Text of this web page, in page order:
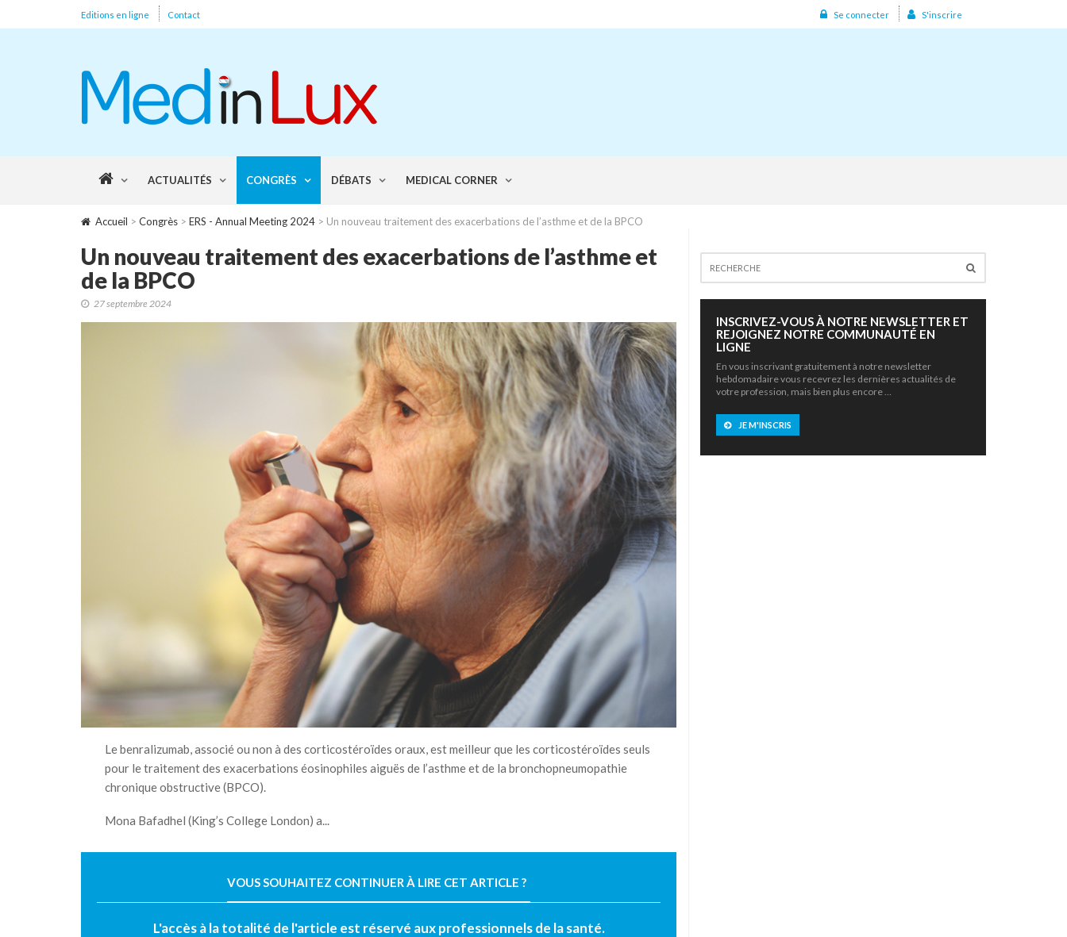
Editions en ligne Contact Se connecter S'inscrire
ACTUALITÉS CONGRÈS DÉBATS MEDICAL CORNER
Accueil > Congrès > ERS - Annual Meeting 2024 > Un nouveau traitement des exacerbations de l’asthme et de la BPCO
Un nouveau traitement des exacerbations de l’asthme et
de la BPCO
27 septembre 2024
Le benralizumab, associé ou non à des corticostéroïdes oraux, est meilleur que les corticostéroïdes seuls
pour le traitement des exacerbations éosinophiles aiguës de l’asthme et de la bronchopneumopathie
chronique obstructive (BPCO).
Mona Bafadhel (King’s College London) a...
VOUS SOUHAITEZ CONTINUER À LIRE CET ARTICLE ?
L'accès à la totalité de l'article est réservé aux professionnels de la santé.
INSCRIVEZ-VOUS À NOTRE NEWSLETTER ET
REJOIGNEZ NOTRE COMMUNAUTÉ EN
LIGNE
En vous inscrivant gratuitement à notre newsletter
hebdomadaire vous recevrez les dernières actualités de
votre profession, mais bien plus encore …
JE M'INSCRIS